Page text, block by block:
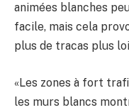
animées blanches
facile, mais cela
plus de tracas plus
«Les zones à fort
les murs blancs